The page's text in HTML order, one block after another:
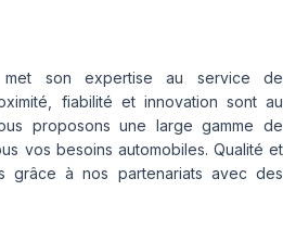
met son expertise au service de
fiabilité et innovation sont au
proposons une large gamme de
vos besoins automobiles. Qualité et
grâce à nos partenariats avec des